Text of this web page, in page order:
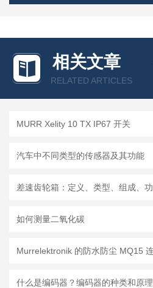
相关文章
RELATED ARTICLES
MURR Xelity 10 TX IP67 开关
汽车中不同类型的传感器及其功能
如何测量二氧化碳
什么是编码器？编码器的种类和原理